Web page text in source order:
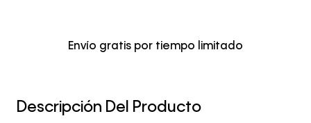
Envío gratis por tiempo limitado
Descripción Del Producto